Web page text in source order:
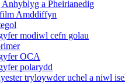
a Pheirianedig
Amddiffyn
modiwl cefn golau
OCA
polarydd
tryloywder uchel a niwl